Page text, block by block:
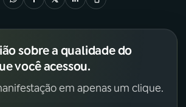
sobre a qualidade do
você acessou.
em apenas um clique.